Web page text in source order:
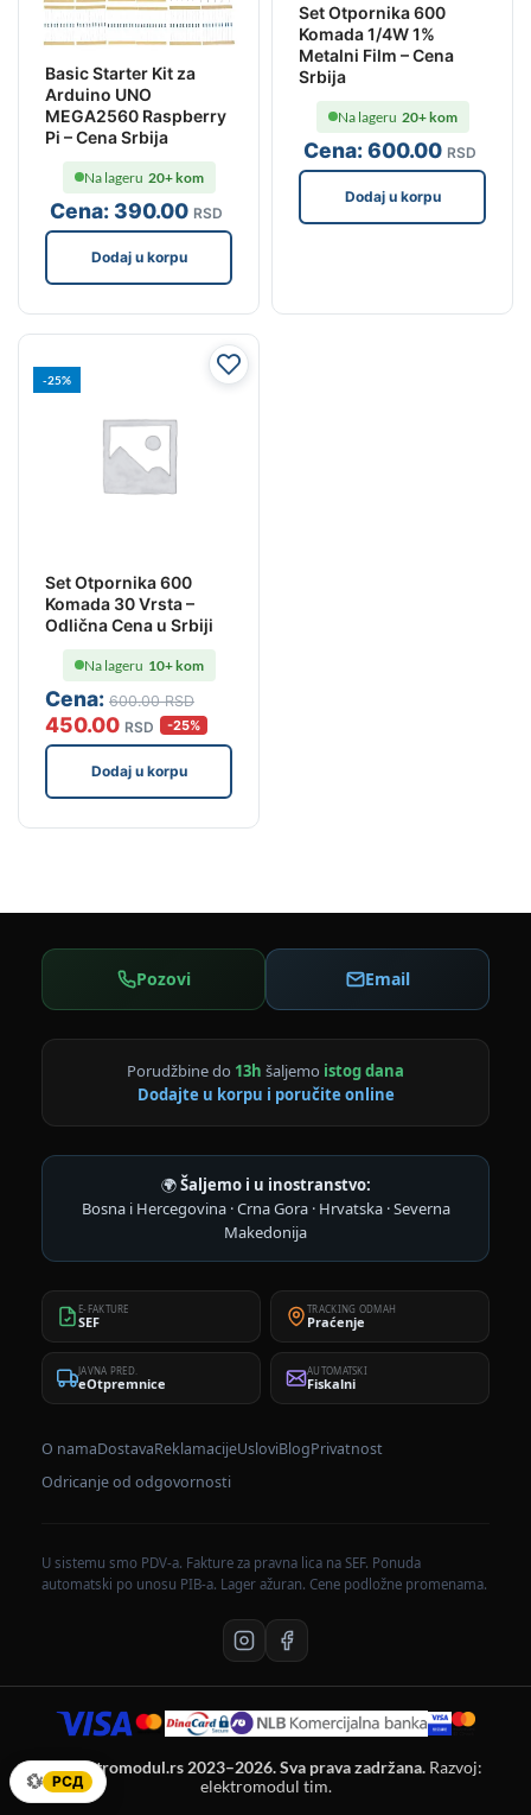
Basic Starter Kit za
Arduino UNO
MEGA2560 Raspberry
Pi – Cena Srbija
Cena:390.00 RSD
Na lageru 20+ kom
Dodaj u korpu
Set Otpornika 600
Komada 1/4W 1%
Metalni Film – Cena
Srbija
Cena:600.00 RSD
Na lageru 20+ kom
Dodaj u korpu
-25%
Set Otpornika 600
Komada 30 Vrsta –
Odlična Cena u Srbiji
Cena: 600.00 RSD
450.00 RSD -25%
Na lageru 10+ kom
Dodaj u korpu
Pozovi Email
Porudžbine do 13h šaljemo istog dana
Dodajte u korpu i poručite online
🌍Šaljemo i u inostranstvo:
Bosna i Hercegovina · Crna Gora · Hrvatska · Severna
Makedonija
E-FAKTURE
SEF
TRACKING ODMAH
Praćenje
JAVNA PRED.
eOtpremnice
AUTOMATSKI
Fiskalni
O namaDostavaReklamacijeUsloviBlogPrivatnost
Odricanje od odgovornosti
U sistemu smo PDV-a. Fakture za pravna lica na SEF. Ponuda
automatski po unosu PIB-a. Lager ažuran. Cene podložne promenama.
© elektromodul.rs 2023–2026. Sva prava zadržana. Razvoj:
elektromodul tim.
💱 РСД